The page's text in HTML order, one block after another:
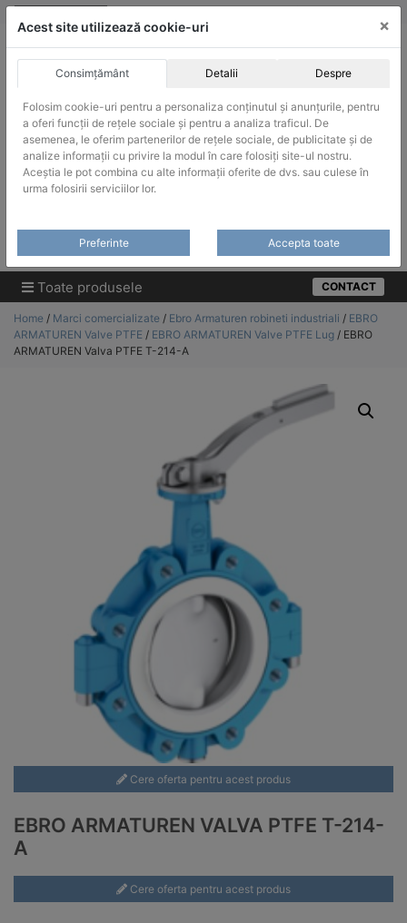
Skip
ACHIZITII PUBLICE
Produsele pot fi achizitionate si in sistemul SEAP / SICAP
Products
Toate produsele CONTACT
Home / Marci comercializate / Ebro Armaturen robineti industriali / EBRO
ARMATUREN Valve PTFE / EBRO ARMATUREN Valve PTFE Lug / EBRO
ARMATUREN Valva PTFE T-214-A
Cere oferta pentru acest produs
EBRO ARMATUREN VALVA PTFE T-214-
A
Cere oferta pentru acest produs
Acest site utilizează cookie-uri ×
Consimțământ Detalii Despre
Folosim cookie-uri pentru a personaliza conținutul și anunțurile, pentru
a oferi funcții de rețele sociale și pentru a analiza traficul. De
asemenea, le oferim partenerilor de rețele sociale, de publicitate și de
analize informații cu privire la modul în care folosiți site-ul nostru.
Aceștia le pot combina cu alte informații oferite de dvs. sau culese în
urma folosirii serviciilor lor.
Preferinte Accepta toate